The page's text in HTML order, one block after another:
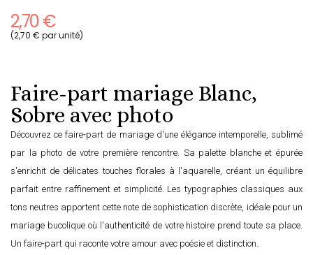
2,70 €
(2,70 € par unité)
Faire-part mariage Blanc,
Sobre avec photo
Découvrez ce faire-part de mariage d'une élégance intemporelle, sublimé
par la photo de votre première rencontre. Sa palette blanche et épurée
s'enrichit de délicates touches florales à l'aquarelle, créant un équilibre
parfait entre raffinement et simplicité. Les typographies classiques aux
tons neutres apportent cette note de sophistication discrète, idéale pour un
mariage bucolique où l'authenticité de votre histoire prend toute sa place.
Un faire-part qui raconte votre amour avec poésie et distinction.